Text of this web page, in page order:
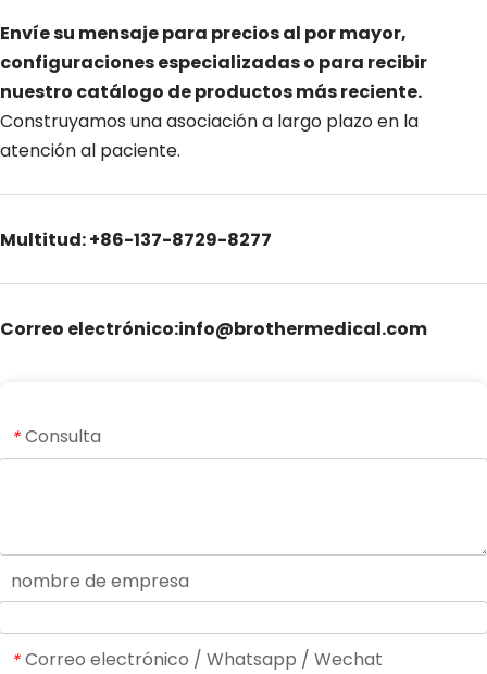
Envíe su mensaje para precios al por mayor,
configuraciones especializadas o para recibir
Construyamos una asociación a largo plazo en la
atención al paciente.
Multitud: +86-137-8729-8277
Correo electrónico:info@brothermedical.com
* Consulta
nombre de empresa
* Correo electrónico / Whatsapp / Wechat